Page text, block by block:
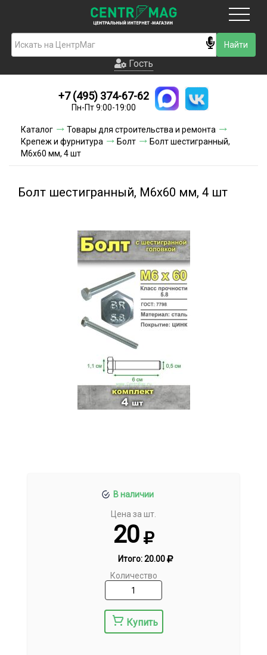
Гость
Новинки
Условия доставки
Гость
+7 (495) 374-67-62
Пн-Пт 9:00-19:00
Каталог
Товары для строительства и ремонта
Крепеж и фурнитура
Болт
Болт шестигранный,
М6х60 мм, 4 шт
Болт шестигранный, М6х60 мм, 4 шт
В наличии
Цена за шт.
20
Итого:20.00
Количество
Купить